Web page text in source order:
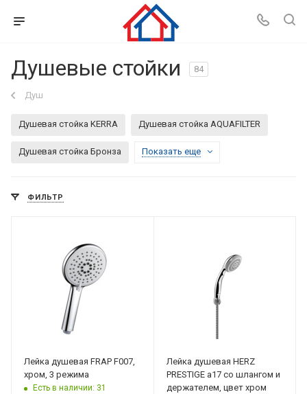
Душевые стойки 84
Душ
Душевая стойка KERRA Душевая стойка AQUAFILTER
Душевая стойка Бронза Показать еще
ФИЛЬТР
Лейка душевая FRAP F007,
хром, 3 режима
Есть в наличии: 31
Лейка душевая HERZ
PRESTIGE a17 со шлангом и
держателем, цвет хром